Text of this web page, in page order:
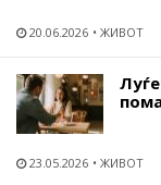
20.06.2026 ЖИВОТ
23.05.2026 ЖИВОТ